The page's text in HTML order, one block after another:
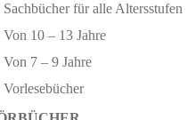
Sachbücher für alle Altersstufen
Von 10 – 13 Jahre
Von 7 – 9 Jahre
Vorlesebücher